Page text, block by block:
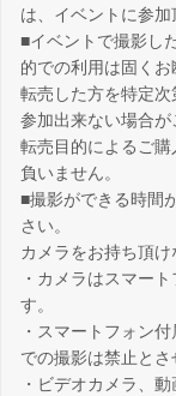
は、イベントに参加
■イベントで撮影し
的での利用は固くお
転売した方を特定
参加出来ない場合が
転売目的によるご
負いません。
■撮影ができる時間
さい。
カメラをお持ち頂け
・カメラはスマー
す。
・スマートフォン
での撮影は禁止とさ
・ビデオカメラ、